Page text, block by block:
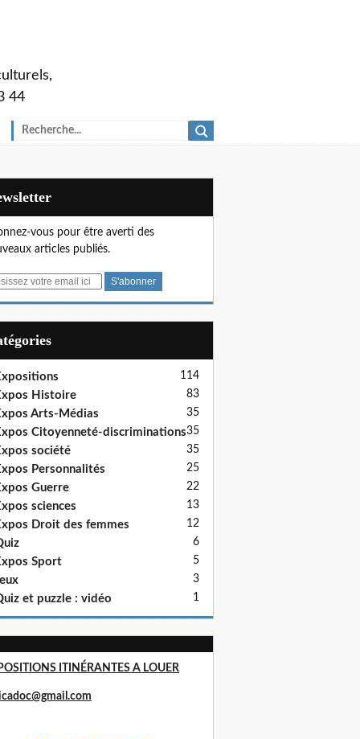
44
vous pour être averti des
articles publiés.
114
Histoire 83
Arts-Médias 35
Citoyenneté-discriminations35
société 35
Personnalités 25
Guerre 22
sciences 13
Droit des femmes 12
6
Sport 5
3
et puzzle : vidéo 1
ITINÉRANTES A LOUER